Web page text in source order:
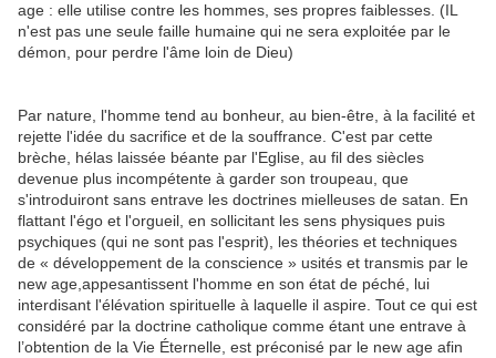
age : elle utilise contre les hommes, ses propres faiblesses. (IL
n'est pas une seule faille humaine qui ne sera exploitée par le
démon, pour perdre l'âme loin de Dieu)
Par nature, l'homme tend au bonheur, au bien-être, à la facilité et
rejette l'idée du sacrifice et de la souffrance. C'est par cette
brèche, hélas laissée béante par l'Eglise, au fil des siècles
devenue plus incompétente à garder son troupeau, que
s'introduiront sans entrave les doctrines mielleuses de satan. En
flattant l'égo et l'orgueil, en sollicitant les sens physiques puis
psychiques (qui ne sont pas l'esprit), les théories et techniques
de « développement de la conscience » usités et transmis par le
new age,appesantissent l'homme en son état de péché, lui
interdisant l'élévation spirituelle à laquelle il aspire. Tout ce qui est
considéré par la doctrine catholique comme étant une entrave à
l’obtention de la Vie Éternelle, est préconisé par le new age afin